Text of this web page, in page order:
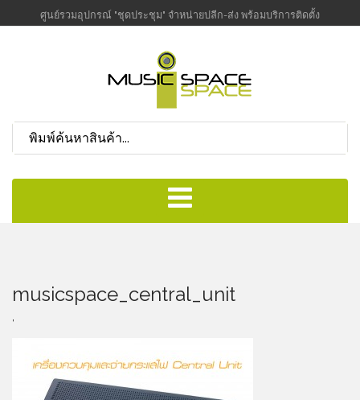
ศูนย์รวมอุปกรณ์ "ชุดประชุม" จำหน่ายปลีก-ส่ง พร้อมบริการติดตั้ง
musicspace_central_unit